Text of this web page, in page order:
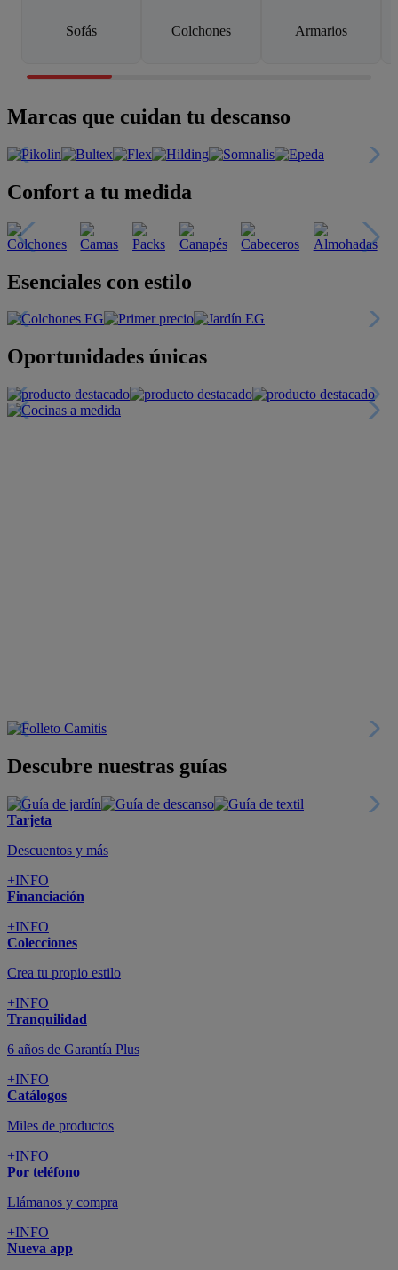
Sofás Colchones Armarios
Marcas que cuidan tu descanso
Confort a tu medida
Esenciales con estilo
Oportunidades únicas
Descubre nuestras guías
Tarjeta
Descuentos y más
+INFO
Financiación
+INFO
Colecciones
Crea tu propio estilo
+INFO
Tranquilidad
6 años de Garantía Plus
+INFO
Catálogos
Miles de productos
+INFO
Por teléfono
Llámanos y compra
+INFO
Nueva app